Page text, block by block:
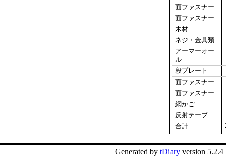
面ファスナー
面ファスナー
木材
ネジ・金具類
アーマーオー
ル
段プレート
面ファスナー
面ファスナー
網かご
反射テープ
合計
Generated by tDiary version 5.2.4